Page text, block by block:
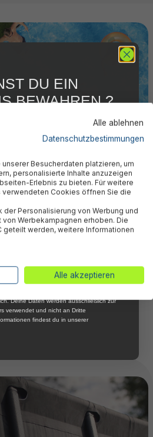
– Polar-Shield™
überflüssig
trotzt Frost und Schnee.
absenken, Abdeckplane
keine Lagerkosten.
Alle ablehnen
Datenschutzbestimmungen
Besucherdaten platzieren, um
personalisierte Inhalte anzuzeigen
Erlebnis zu bieten. Für weitere
verwendeten Cookies öffnen Sie die
Personalisierung von Werbung und
Werbekampagnen erhoben. Die
geteilt werden, weitere Informationen
Alle akzeptieren
DU EIN
BEWAHREN ?
FÜR DICH
unseren kostenlosen
keine Neuigkeiten und
und sichere Dir 5 %
auf nicht reduzierte Ware
ersten Bestellung !*
stimmst du zu, regelmäßig per E-
Aktionen und Produktneuheiten
Deine Daten werden ausschließlich zur
verwendet und nicht an Dritte
findest du in unserer